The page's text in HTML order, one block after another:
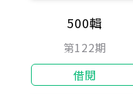
500輯
第122期
借閱